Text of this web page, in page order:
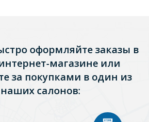
оформляйте заказы в
магазине или
за покупками в один из
наших салонов: